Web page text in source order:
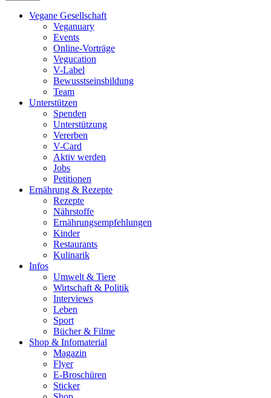
Vegane Gesellschaft
Veganuary
Events
Online-Vorträge
Vegucation
V-Label
Bewusstseinsbildung
Team
Unterstützen
Spenden
Unterstützung
Vererben
V-Card
Aktiv werden
Jobs
Petitionen
Ernährung & Rezepte
Rezepte
Nährstoffe
Ernährungsempfehlungen
Kinder
Restaurants
Kulinarik
Infos
Umwelt & Tiere
Wirtschaft & Politik
Interviews
Leben
Sport
Bücher & Filme
Shop & Infomaterial
Magazin
Flyer
E-Broschüren
Sticker